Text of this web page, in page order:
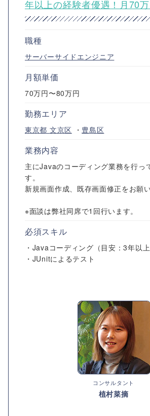
年以上の経験者優遇！月70万
職種
サーバーサイドエンジニア
月額単価
70万円〜80万円
勤務エリア
東京都 文京区 ・ 豊島区
業務内容
主にJavaのコーディング業務を行っ
す。
新規画面作成、既存画面修正をお願い
※面談は弊社同席で1回行います。
必須スキル
・Javaコーディング（目安：3年以上
・JUnitによるテスト
コンサルタント
植村菜摘